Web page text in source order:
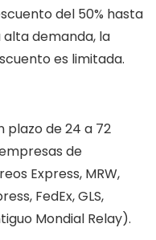
del 50% hasta
demanda, la
es limitada.
plazo de 24 a 72
de
Express, MRW,
FedEx, GLS,
Mondial Relay).